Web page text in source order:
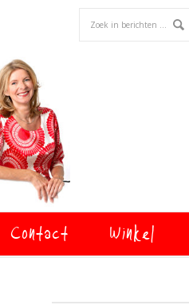
Contact Winkel